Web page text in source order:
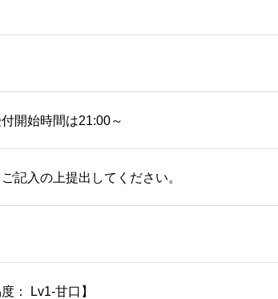
開始時間は21:00～
ご記入の上提出してください。
： Lv1-甘口】